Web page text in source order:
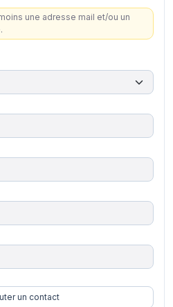
une adresse mail et/ou un
un contact